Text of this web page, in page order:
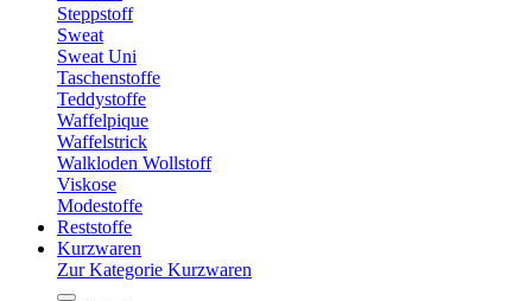
Steppstoff
Sweat
Sweat Uni
Taschenstoffe
Teddystoffe
Waffelpique
Waffelstrick
Walkloden Wollstoff
Viskose
Modestoffe
Reststoffe
Kurzwaren
Zur Kategorie Kurzwaren